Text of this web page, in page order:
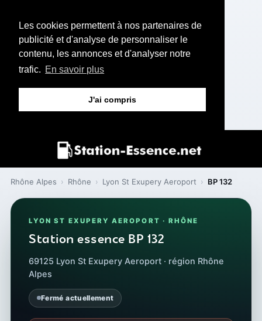
Les cookies permettent à nos partenaires de
publicité et d'analyse de personnaliser le
contenu, les annonces et d'analyser notre
trafic. En savoir plus
J'ai compris
Rhône Alpes › Rhône › Lyon St Exupery Aeroport › BP 132
LYON ST EXUPERY AEROPORT · RHÔNE
Station essence BP 132
69125 Lyon St Exupery Aeroport · région Rhône
Alpes
Fermé actuellement